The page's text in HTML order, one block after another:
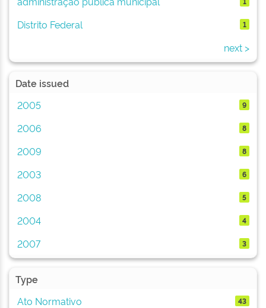
Distrito Federal 1
next >
Date issued
2005
9
2006 8
2009 8
2003 6
2008 5
2004 4
2007 3
Type
Ato Normativo
43